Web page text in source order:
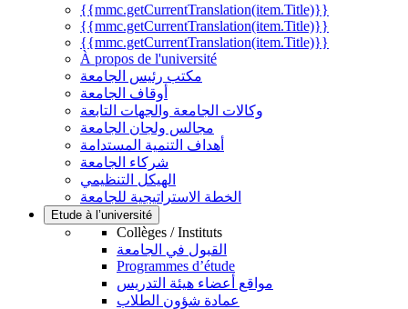
{{mmc.getCurrentTranslation(item.Title)}}
{{mmc.getCurrentTranslation(item.Title)}}
{{mmc.getCurrentTranslation(item.Title)}}
À propos de l'université
مكتب رئيس الجامعة
أوقاف الجامعة
وكالات الجامعة والجهات التابعة
مجالس ولجان الجامعة
أهداف التنمية المستدامة
شركاء الجامعة
الهيكل التنظيمي
الخطة الاستراتيجية للجامعة
Etude à l’université
Collèges / Instituts
القبول في الجامعة
Programmes d’étude
مواقع أعضاء هيئة التدريس
عمادة شؤون الطلاب